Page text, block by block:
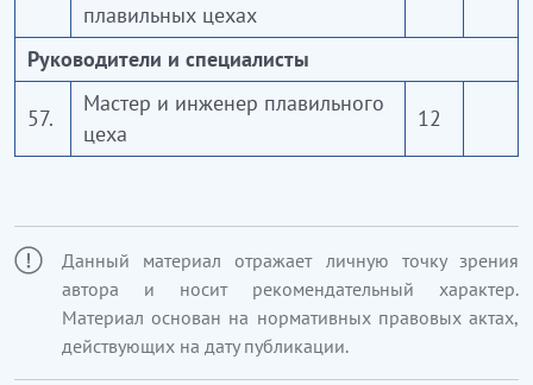
плавильных цехах
Руководители и специалисты
57.
Мастер и инженер плавильного
цеха
12
Данный материал отражает личную точку зрения
автора и носит рекомендательный характер.
Материал основан на нормативных правовых актах,
действующих на дату публикации.